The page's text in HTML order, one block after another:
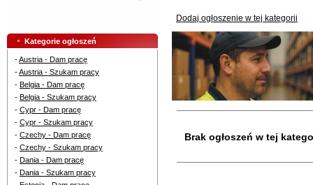
Dodaj ogłoszenie w tej kategorii
Brak ogłoszeń w tej
Kategorie ogłoszeń
-Austria - Dam pracę
-Austria - Szukam pracy
- Belgia - Dam pracę
- Belgia - Szukam pracy
- Cypr - Dam pracę
- Cypr - Szukam pracy
- Czechy - Dam pracę
- Czechy - Szukam pracy
- Dania - Dam pracę
- Dania - Szukam pracy